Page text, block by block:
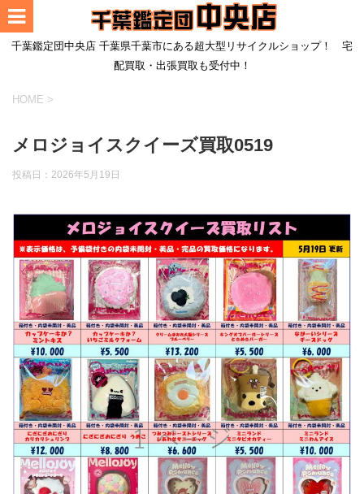
千葉鑑定団中央店 千葉県千葉市にある超大型リサイクルショップ！ 宅
配買取・出張買取も受付中！
HOME >
メロジョイスクイーズ買取0519
投稿日： 2026年5月19日